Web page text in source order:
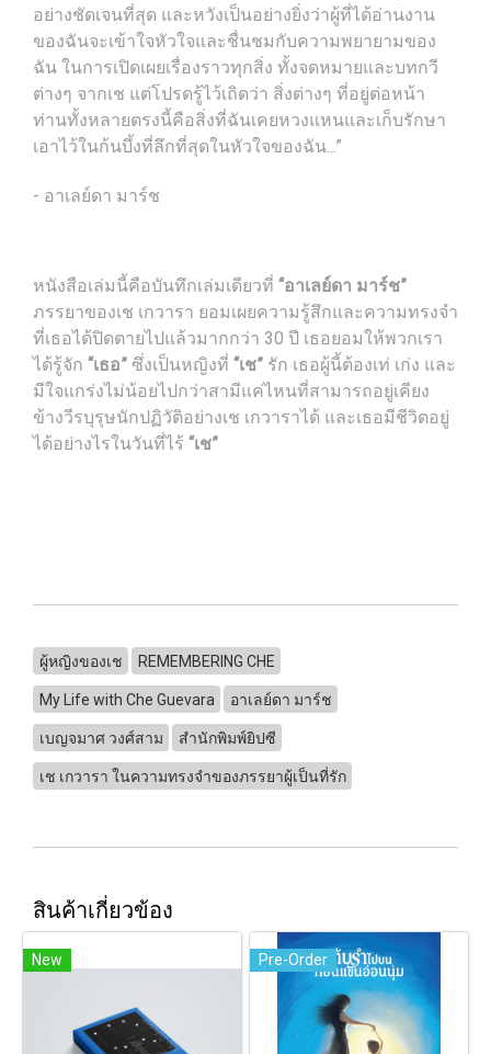
อย่างชัดเจนที่สุด และหวังเป็นอย่างยิ่งว่าผู้ที่ได้อ่านงาน
ของฉันจะเข้าใจหัวใจและชื่นชมกับความพยายามของ
ฉัน ในการเปิดเผยเรื่องราวทุกสิ่ง ทั้งจดหมายและบทกวี
ต่างๆ จากเช แต่โปรดรู้ไว้เถิดว่า สิ่งต่างๆ ที่อยู่ต่อหน้า
ท่านทั้งหลายตรงนี้คือสิ่งที่ฉันเคยหวงแหนและเก็บรักษา
เอาไว้ในก้นบึ้งที่ลึกที่สุดในหัวใจของฉัน...”
- อาเลย์ดา มาร์ช
หนังสือเล่มนี้คือบันทึกเล่มเดียวที่ “อาเลย์ดา มาร์ช”
ภรรยาของเช เกวารา ยอมเผยความรู้สึกและความทรงจำ
ที่เธอได้ปิดตายไปแล้วมากกว่า 30 ปี เธอยอมให้พวกเรา
ได้รู้จัก “เธอ” ซึ่งเป็นหญิงที่ “เช” รัก เธอผู้นี้ต้องเท่ เก่ง และ
มีใจแกร่งไม่น้อยไปกว่าสามีแค่ไหนที่สามารถอยู่เคียง
ข้างวีรบุรุษนักปฏิวัติอย่างเช เกวาราได้ และเธอมีชีวิตอยู่
ได้อย่างไรในวันที่ไร้ “เช”
ผู้หญิงของเช REMEMBERING CHE
My Life with Che Guevara อาเลย์ดา มาร์ช
เบญจมาศ วงศ์สาม สำนักพิมพ์ยิปซี
เช เกวารา ในความทรงจำของภรรยาผู้เป็นที่รัก
สินค้าเกี่ยวข้อง
New Pre-Order